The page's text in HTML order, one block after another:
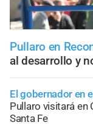
Pullaro en
al desarrollo y
El gobernador en
Pullaro visitará en
Santa Fe